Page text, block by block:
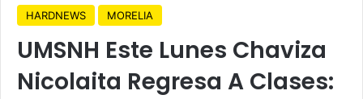
HARDNEWS MORELIA
UMSNH Este Lunes Chaviza
Nicolaita Regresa A Clases: